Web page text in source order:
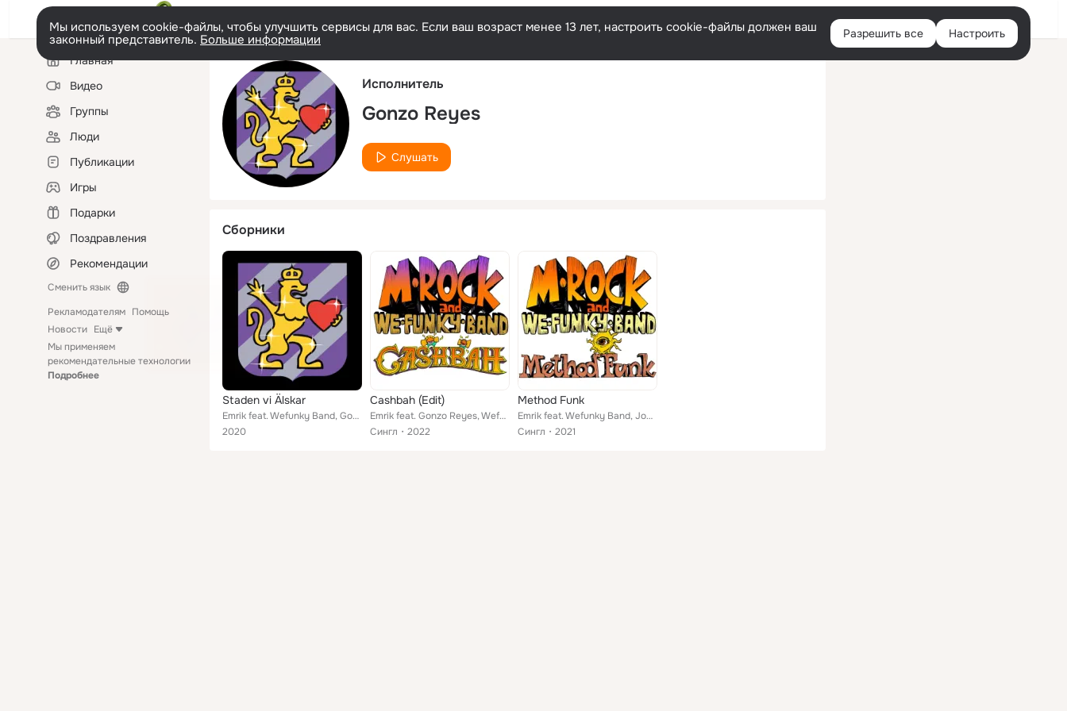
Русский Войти
Мы используем cookie-файлы, чтобы улучшить сервисы для вас. Если ваш возраст менее 13 лет, настроить cookie-файлы должен ваш
законный представитель. Больше информации Разрешить все Настроить
Левая
колонкаГлавная
Видео
Группы
Люди
Публикации
Игры
Подарки
Поздравления
Рекомендации
Сменить язык
Рекламодателям Помощь
Новости Ещё
Мы применяем
рекомендательные технологии
Подробнее
Исполнитель
Gonzo Reyes
Слушать
Сборники
Staden vi Älskar
Emrik feat. Wefunky Band, Gonzo Reyes, Johanna Hjort
2020
Cashbah (Edit)
Emrik feat. Gonzo Reyes, Wefunky Band
Сингл
2022
Method Funk
Emrik feat. Wefunky Band, Johanna Hjort, Gonzo Reyes
Сингл
2021